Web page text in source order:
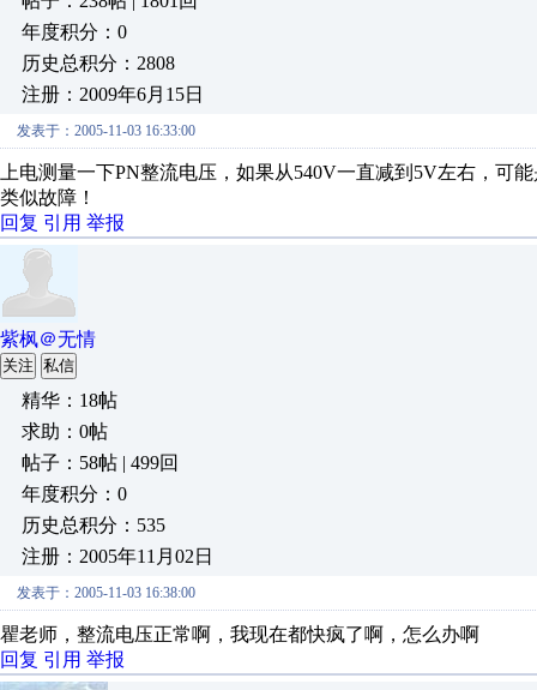
年度积分：0
历史总积分：2808
注册：2009年6月15日
发表于：2005-11-03 16:33:00
上电测量一下PN整流电压，如果从540V一直减到5V左右，可
类似故障！
回复 引用 举报
紫枫＠无情
关注 私信
精华：18帖
求助：0帖
帖子：58帖 | 499回
年度积分：0
历史总积分：535
注册：2005年11月02日
发表于：2005-11-03 16:38:00
瞿老师，整流电压正常啊，我现在都快疯了啊，怎么办啊
回复 引用 举报